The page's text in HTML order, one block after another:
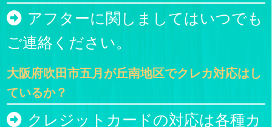
アフターに関しましてはいつでも
ご連絡ください。
大阪府吹田市五月が丘南地区でクレカ対応はし
ているか？
クレジットカードの対応は各種カ